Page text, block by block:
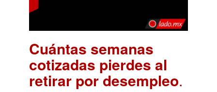
Cuántas semanas
cotizadas pierdes al
retirar por desempleo.